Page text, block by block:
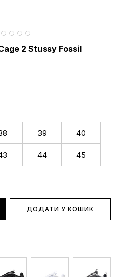
2 Stussy Fossil
39 40
44 45
ДОДАТИ У КОШИК